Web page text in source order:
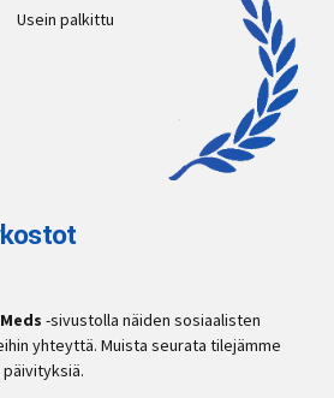
Usein palkittu
-sivustolla näiden sosiaalisten
yhteyttä. Muista seurata tilejämme